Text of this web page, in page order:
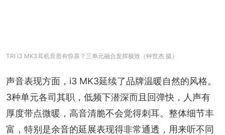
TRI i3 MK3耳机音质有惊喜？三单元融合发挥极致（钟世杰 摄）
声音表现方面，i3 MK3延续了品牌温暖自然的风格。
3种单元各司其职，低频下潜深而且回弹快，人声有
厚度带点微暖，高音清脆不会觉得刺耳。整体细节丰
富，特别是余音的延展表现得非常通透，用来听不同